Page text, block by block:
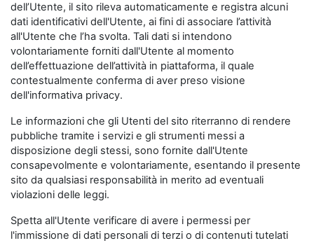
dell’Utente, il sito rileva automaticamente e registra alcuni
dati identificativi dell'Utente, ai fini di associare l’attività
all'Utente che l’ha svolta. Tali dati si intendono
volontariamente forniti dall'Utente al momento
dell’effettuazione dell’attività in piattaforma, il quale
contestualmente conferma di aver preso visione
dell'informativa privacy.
Le informazioni che gli Utenti del sito riterranno di rendere
pubbliche tramite i servizi e gli strumenti messi a
disposizione degli stessi, sono fornite dall'Utente
consapevolmente e volontariamente, esentando il presente
sito da qualsiasi responsabilità in merito ad eventuali
violazioni delle leggi.
Spetta all'Utente verificare di avere i permessi per
l'immissione di dati personali di terzi o di contenuti tutelati